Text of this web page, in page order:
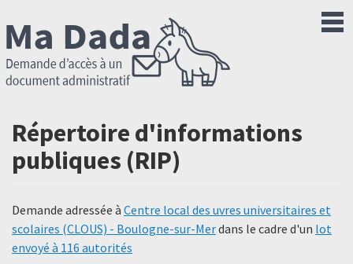
Répertoire d'informations
publiques (RIP)
Demande adressée à Centre local des uvres universitaires et
scolaires (CLOUS) - Boulogne-sur-Merdans le cadre d'un lot
envoyé à 116 autorités